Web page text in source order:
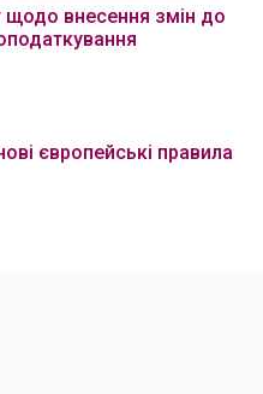
щодо внесення змін до
європейські правила